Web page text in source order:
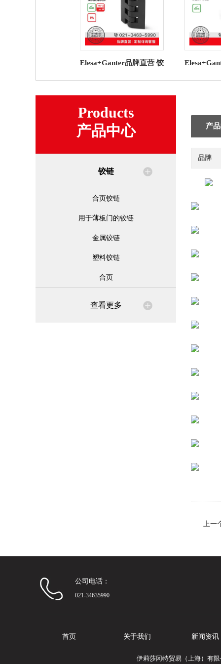
Elesa+Ganter品牌直营 铰
聚合体
Products
产品中心
铰链
合页铰链
用于薄板门的铰链
金属铰链
塑料铰链
合页
查看更多
产
品牌
上一
公司电话：
021-34635990
首页 关于我们 新闻资讯
伊莉莎冈特贸易（上海）有